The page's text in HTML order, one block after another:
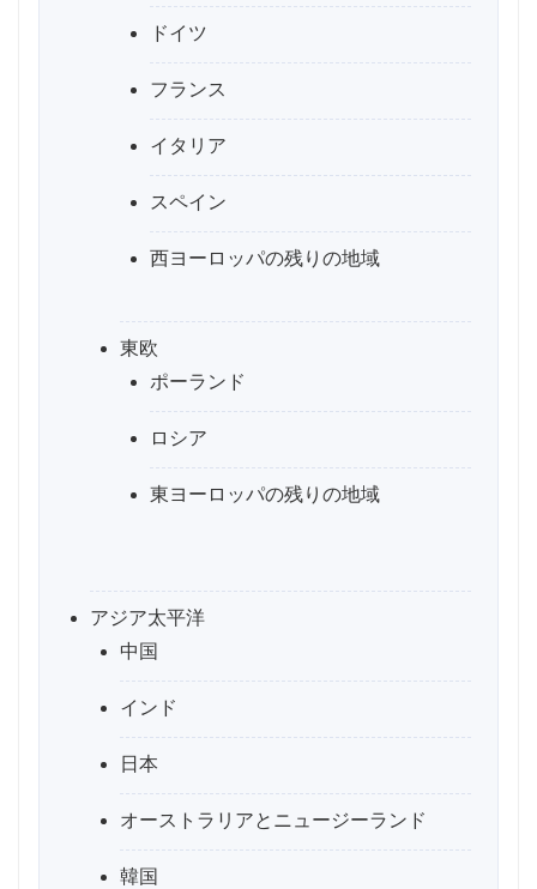
ドイツ
フランス
イタリア
スペイン
西ヨーロッパの残りの地域
東欧
ポーランド
ロシア
東ヨーロッパの残りの地域
アジア太平洋
中国
インド
日本
オーストラリアとニュージーランド
韓国